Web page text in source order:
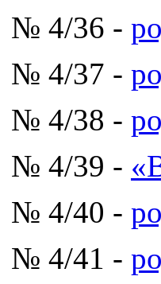
№ 4/36 -
№ 4/37 -
№ 4/38 -
№ 4/39 -
№ 4/40 -
№ 4/41 -